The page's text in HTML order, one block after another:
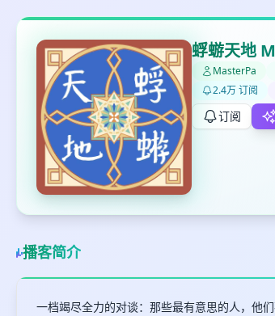
蜉蝣天地
MasterPa
2.4万 订阅
订阅
播客简介
一档竭尽全力的对谈：那些最有意思的人，他
打分
键盘下留人
删除确认
加入播单